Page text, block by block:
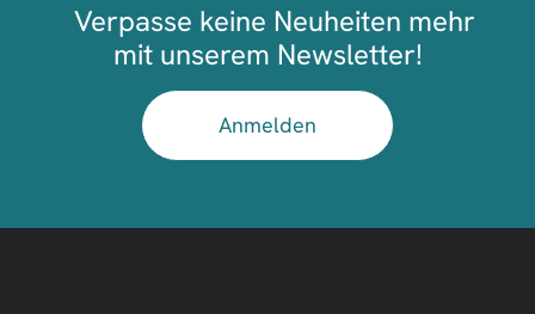
Verpasse keine Neuheiten mehr
mit unserem Newsletter!
Anmelden